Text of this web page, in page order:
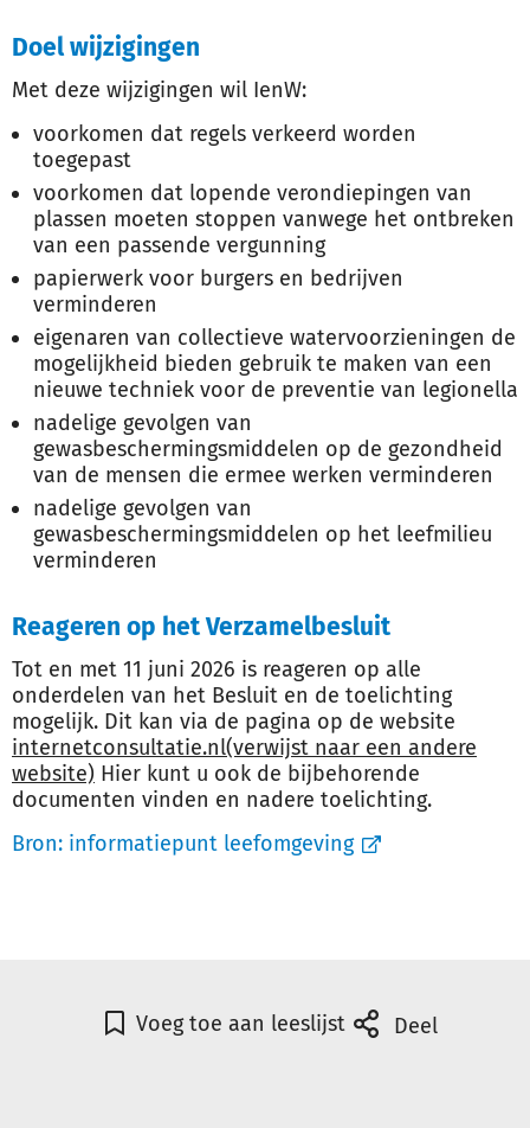
Doel wijzigingen
Met deze wijzigingen wil IenW:
voorkomen dat regels verkeerd worden
toegepast
voorkomen dat lopende verondiepingen van
plassen moeten stoppen vanwege het ontbreken
van een passende vergunning
papierwerk voor burgers en bedrijven
verminderen
eigenaren van collectieve watervoorzieningen de
mogelijkheid bieden gebruik te maken van een
nieuwe techniek voor de preventie van legionella
nadelige gevolgen van
gewasbeschermingsmiddelen op de gezondheid
van de mensen die ermee werken verminderen
nadelige gevolgen van
gewasbeschermingsmiddelen op het leefmilieu
verminderen
Reageren op het Verzamelbesluit
Tot en met 11 juni 2026 is reageren op alle
onderdelen van het Besluit en de toelichting
mogelijk. Dit kan via de pagina op de website
internetconsultatie.nl(verwijst naar een andere
website) Hier kunt u ook de bijbehorende
documenten vinden en nadere toelichting.
Bron: informatiepunt leefomgeving
Voeg toe aan leeslijst Deel